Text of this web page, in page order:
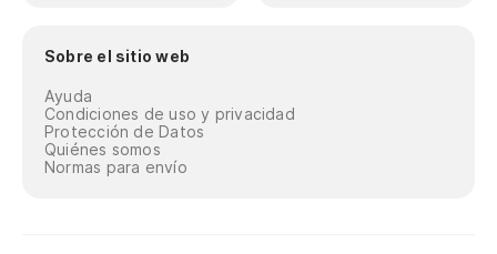
Sobre el sitio web
Ayuda
Condiciones de uso y privacidad
Protección de Datos
Quiénes somos
Normas para envío